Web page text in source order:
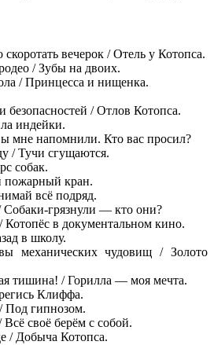
вечерок / Отель у Котопса.
/ Зубы на двоих.
/ Принцесса и нищенка.
безопасностей / Отлов Котопса.
индейки.
мне напомнили. Кто вас просил?
/ Тучи сгущаются.
собак.
пожарный кран.
всё подряд.
Собаки-грязнули — кто они?
в документальном кино.
в школу.
механических чудовищ / Золото
тишина! / Горилла — моя мечта.
Клиффа.
Под гипнозом.
своё берём с собой.
/ Добыча Котопса.